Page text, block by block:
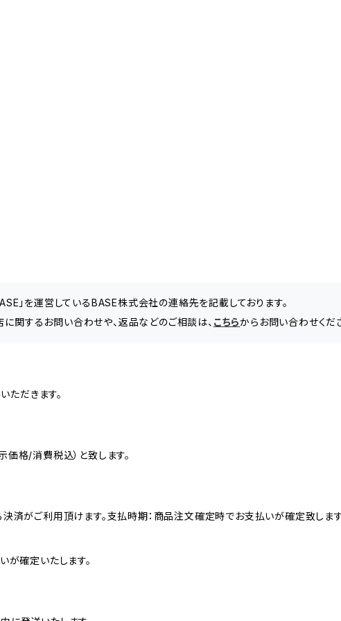
」を運営しているBASE株式会社の連絡先を記載しております。
するお問い合わせや、返品などのご相談は、 こちらからお問い合わせくだ
だきます。
価格/消費税込）と致します。
決済がご利用頂けます。支払時期：商品注文確定時でお支払いが確定致します
が確定いたします。